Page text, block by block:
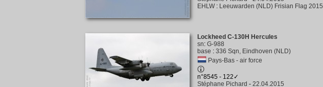
EHLW : Leeuwarden (NLD) Frisian Flag 2015
Lockheed C-130H Hercules
sn: G-988
base : 336 Sqn, Eindhoven (NLD)
Pays-Bas - air force
n°8545 - 122✓
Stéphane Pichard - 22.04.2015